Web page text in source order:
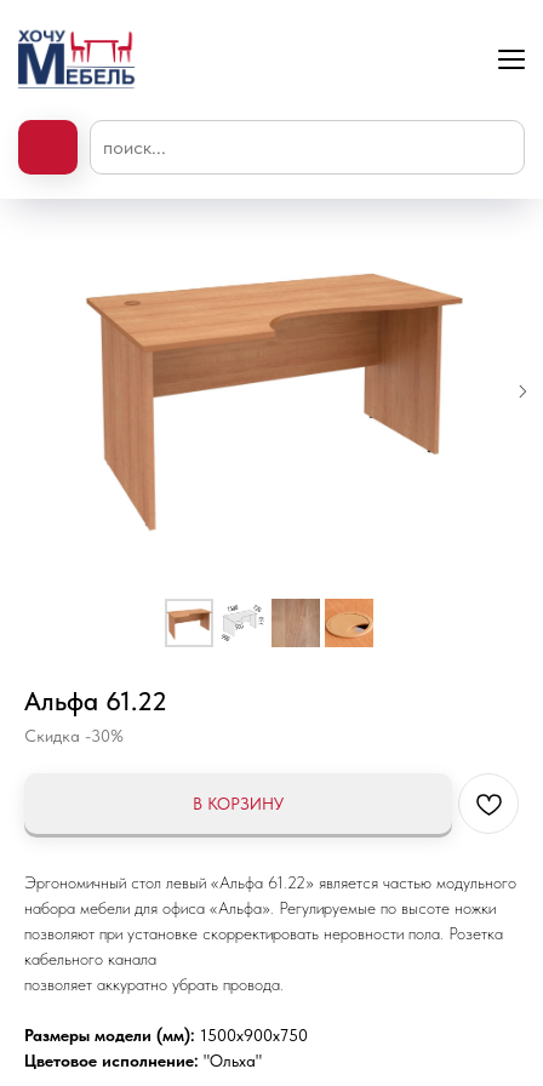
Альфа 61.22
Скидка -30%
В КОРЗИНУ
Эргономичный стол левый «Альфа 61.22» является частью модульного
набора мебели для офиса «Альфа». Регулируемые по высоте ножки
позволяют при установке скорректировать неровности пола. Розетка
кабельного канала
позволяет аккуратно убрать провода.
Размеры модели (мм): 1500x900x750
Цветовое исполнение: "Ольха"